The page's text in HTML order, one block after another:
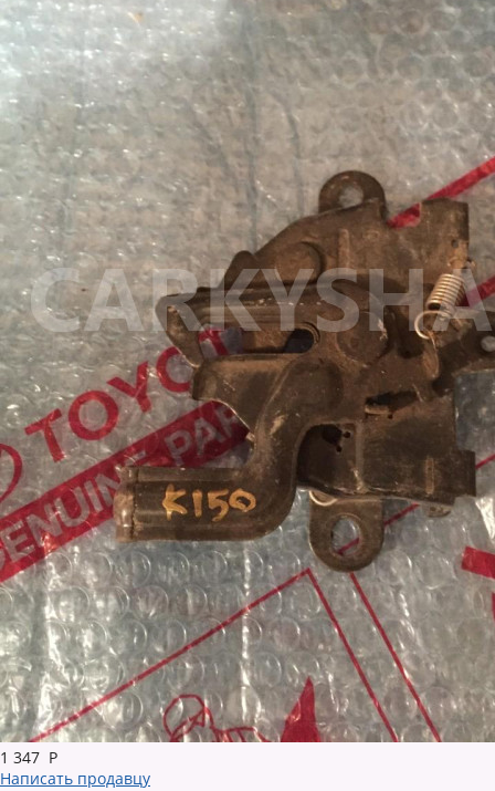
1 347 Р
Написать продавцу